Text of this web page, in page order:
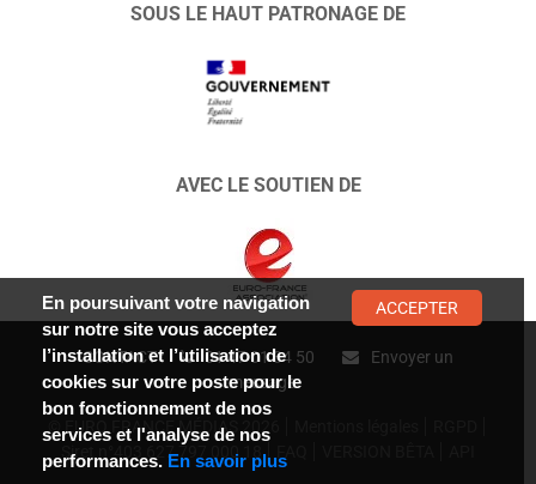
SOUS LE HAUT PATRONAGE DE
AVEC LE SOUTIEN DE
CONTACT : 01 47 01 34 50
Envoyer un
message
© EURO FRANCE MÉDIAS 2026
Siret n°403 627 797 000 18
En poursuivant votre navigation
sur notre site vous acceptez
l’installation et l’utilisation de
cookies sur votre poste pour le
bon fonctionnement de nos
services et l'analyse de nos
performances. En savoir plus
ACCEPTER